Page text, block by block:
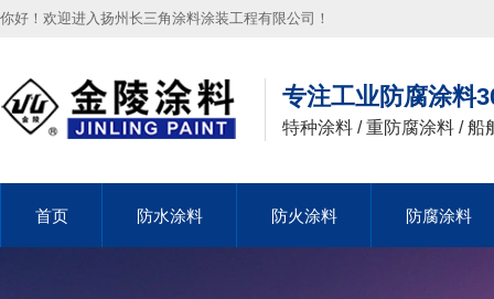
你好！欢迎进入扬州长三角涂料涂装工程有限公司！
专注工业防腐涂料
特种涂料 / 重防腐涂料 / 船
首页
首页 防水涂料
防水涂料 防火涂料
防火涂料 防腐涂料
防腐涂料